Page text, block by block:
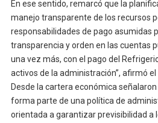
En ese sentido, remarcó que la
manejo transparente de los recursos
responsabilidades de pago asumidas
transparencia y orden en las cuentas
una vez más, con el pago del
activos de la administración”, afirmó
Desde la cartera económica
forma parte de una política de
orientada a garantizar previsibilidad a